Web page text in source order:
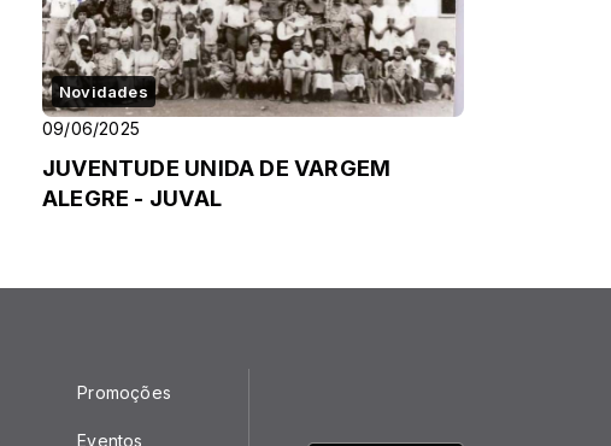
Novidades
09/06/2025
JUVENTUDE UNIDA DE VARGEM
ALEGRE - JUVAL
Promoções
Eventos